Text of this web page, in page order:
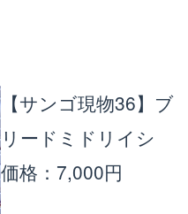
【サンゴ現物36】ブ
リードミドリイシ
価格：7,000円